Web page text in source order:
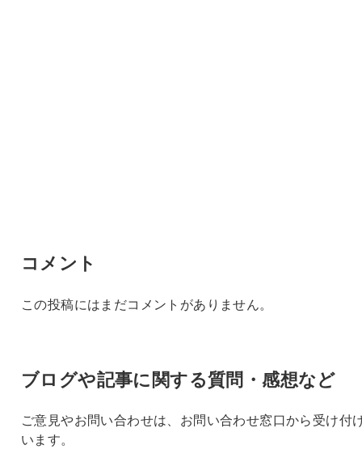
コメント
この投稿にはまだコメントがありません。
ブログや記事に関する質問・感想など
ご意見やお問い合わせは、お問い合わせ窓口から受け付
います。